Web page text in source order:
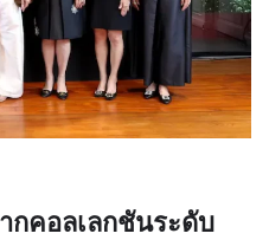
ากคอลเลกชันระดับ